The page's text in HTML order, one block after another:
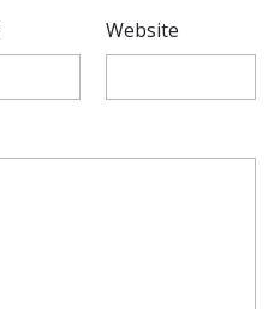
Website